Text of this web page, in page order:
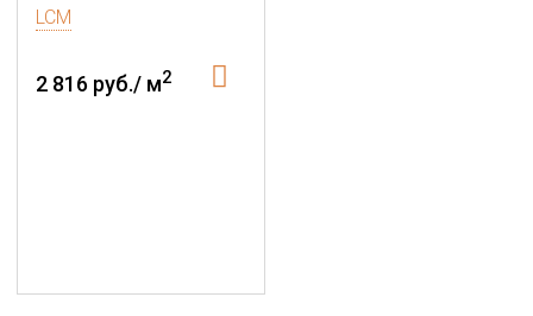
LCM
2 816 руб./ м2